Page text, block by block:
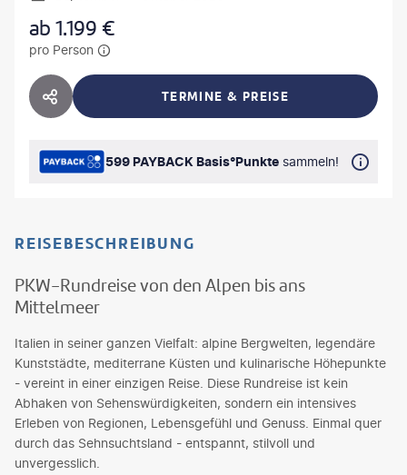
ab1.199 €
pro Person
HOTEL TEILEN TERMINE & PREISE
599 PAYBACK Basis°Punkte sammeln!
REISEBESCHREIBUNG
PKW-Rundreise von den Alpen bis ans
Mittelmeer
Italien in seiner ganzen Vielfalt: alpine Bergwelten, legendäre
Kunststädte, mediterrane Küsten und kulinarische Höhepunkte
- vereint in einer einzigen Reise. Diese Rundreise ist kein
Abhaken von Sehenswürdigkeiten, sondern ein intensives
Erleben von Regionen, Lebensgefühl und Genuss. Einmal quer
durch das Sehnsuchtsland - entspannt, stilvoll und
unvergesslich.